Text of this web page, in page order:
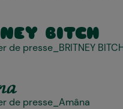
BITCH
de presse_BRITNEY
de presse_Amâna